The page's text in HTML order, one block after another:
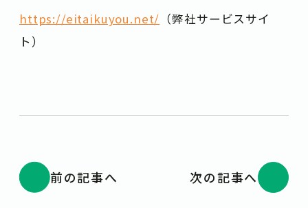
https://eitaikuyou.net/ （弊社サービスサイ
ト）
前の記事へ 次の記事へ